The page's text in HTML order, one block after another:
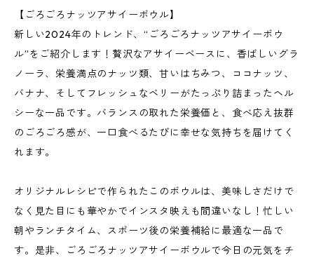
【ごろごろナッツアサイーボウル】
新しい2024年のトレンド、“ごろごろナッツアサイーボウ
ル”をご紹介します！贅沢なアサイーベースに、香ばしいグラ
ノーラ、栄養満点のナッツ類、甘いはちみつ、ココナッツ、
バナナ、そしてフレッシュなベリーがたっぷり詰まったヘル
シーな一品です。バランスの取れた栄養価と、食べ応え抜群
のごろごろ感が、一口食べるたびに幸せな気持ちを届けてく
れます。
オリジナルレシピで作られたこのボウルは、美味しさだけで
なく見た目にも華やかでインスタ映えも間違いなし！忙しい
朝やランチタイム、スポーツ後の栄養補給に最適な一品で
す。是非、ごろごろナッツアサイーボウルで今日の元気をチ